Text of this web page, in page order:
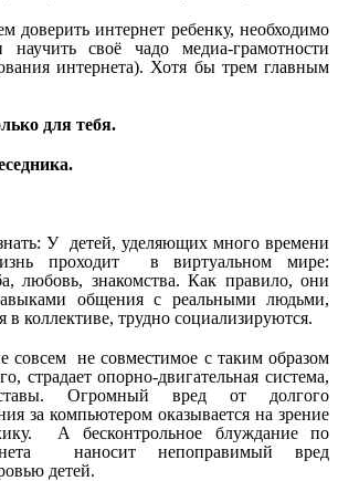
доверить интернет ребенку, необходимо
своё чадо медиа-грамотности
интернета). Хотя бы трем главным
для тебя.
У детей, уделяющих много времени
проходит в виртуальном мире:
любовь, знакомства. Как правило, они
общения с реальными людьми,
в коллективе, трудно социализируются.
совсем не совместимое с таким образом
страдает опорно-двигательная система,
Огромный вред от долгого
за компьютером оказывается на зрение
А бесконтрольное блуждание по
наносит непоправимый вред
детей.